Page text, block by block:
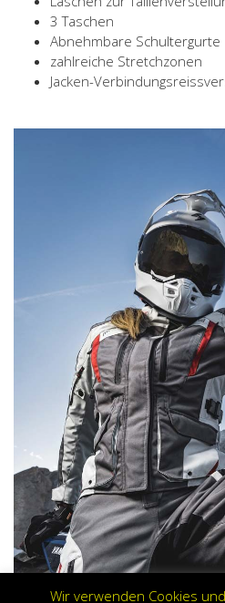
3 Taschen
Abnehmbare Schultergurte
zahlreiche Stretchzonen
Jacken-
Wir verwenden Cookies